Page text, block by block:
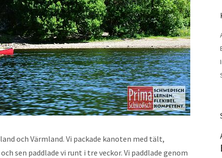
och Värmland. Vi packade kanoten med tält,
sen paddlade vi runt i tre veckor. Vi paddlade genom